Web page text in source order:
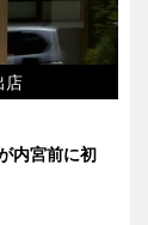
店
内宮前に初